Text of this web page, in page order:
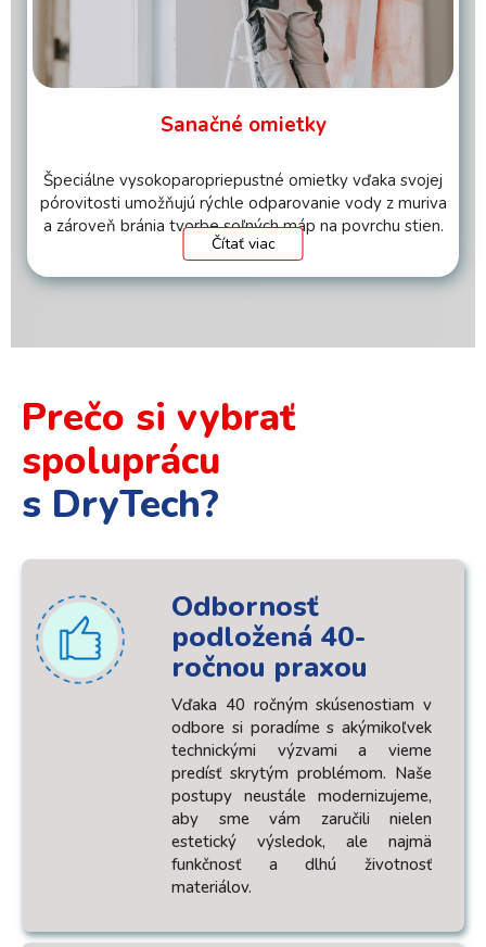
Sanačné omietky
Špeciálne vysokoparopriepustné omietky vďaka svojej
pórovitosti umožňujú rýchle odparovanie vody z muriva
a zároveň bránia tvorbe soľných máp na povrchu stien.
Čítať viac
Prečo si vybrať
spoluprácu
s DryTech?
Odbornosť
podložená 40-
ročnou praxou
Vďaka 40 ročným skúsenostiam v
odbore si poradíme s akýmikoľvek
technickými výzvami a vieme
predísť skrytým problémom. Naše
postupy neustále modernizujeme,
aby sme vám zaručili nielen
estetický výsledok, ale najmä
funkčnosť a dlhú životnosť
materiálov.